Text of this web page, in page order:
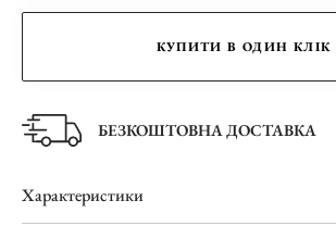
КУПИТИ В ОДИН КЛІК
БЕЗКОШТОВНА ДОСТАВКА
Характеристики